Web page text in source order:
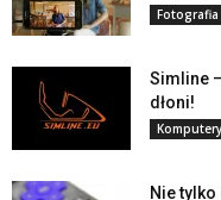
Fotografia
Simline
dłoni!
Komputery
Nie tylko